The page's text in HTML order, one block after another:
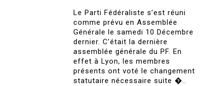
Le Parti Fédéraliste s’est réuni
comme prévu en Assemblée
Générale le samedi 10 Décembre
dernier. C’était la dernière
assemblée générale du PF. En
effet à Lyon, les membres
présents ont voté le changement
statutaire nécessaire suite �..